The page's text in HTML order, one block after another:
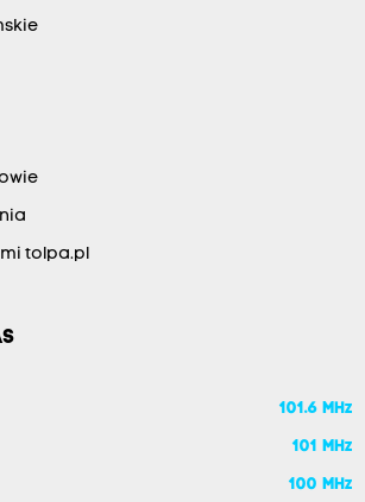
tolpa.pl
101.6 MHz
101 MHz
100 MHz